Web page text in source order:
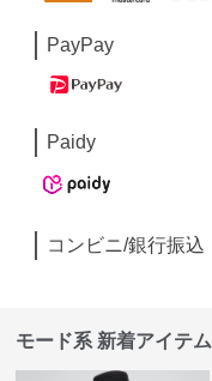
PayPay
Paidy
コンビニ/銀行振込
モード系 新着アイテム